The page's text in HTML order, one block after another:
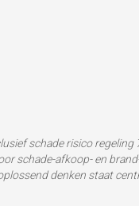
schade risico
schade-afkoop- en
denken staat